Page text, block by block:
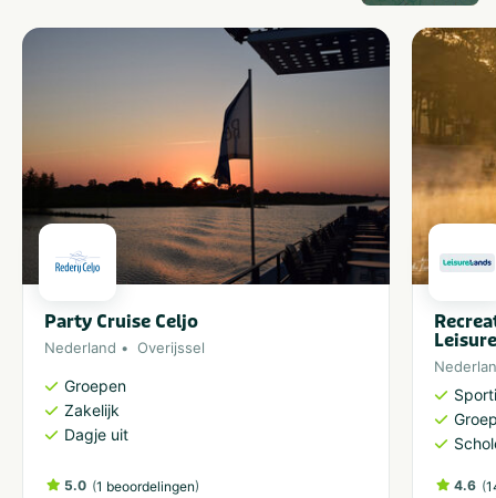
Party Cruise Celjo
Nederland Overijssel
Groepen
Zakelijk
Dagje uit
5.0 (1 beoordelingen) 4.6 (